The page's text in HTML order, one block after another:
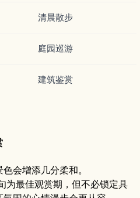
清晨散步
庭园巡游
建筑鉴赏
会增添几分柔和。
为最佳观赏期，但不必锁定具